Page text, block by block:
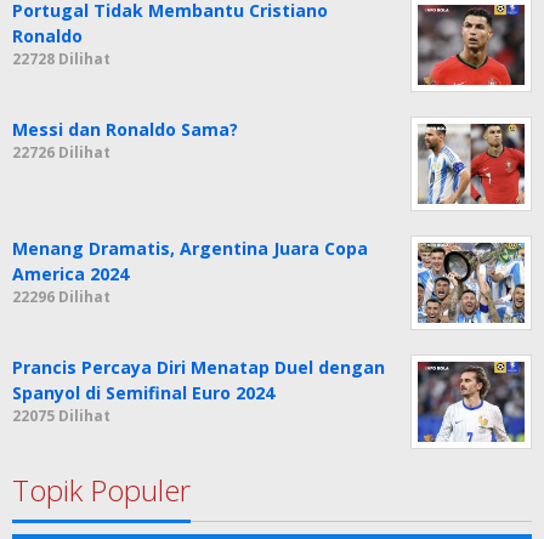
Portugal Tidak Membantu Cristiano
Ronaldo
22728 Dilihat
Messi dan Ronaldo Sama?
22726 Dilihat
Menang Dramatis, Argentina Juara Copa
America 2024
22296 Dilihat
Prancis Percaya Diri Menatap Duel dengan
Spanyol di Semifinal Euro 2024
22075 Dilihat
Topik Populer